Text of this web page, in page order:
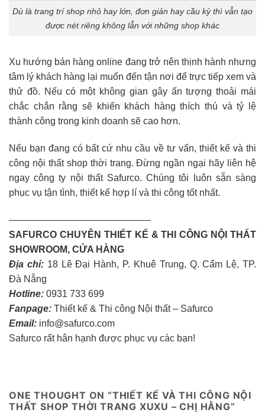
Dù là trang trí shop nhỏ hay lớn, đơn giản hay cầu kỳ thì vẫn tạo
được nét riêng không lẫn với những shop khác
Xu hướng bán hàng online đang trở nên thịnh hành nhưng
tâm lý khách hàng lại muốn đến tận nơi để trực tiếp xem và
thử đồ. Nếu có một không gian gây ấn tượng thoải mái
chắc chắn rằng sẽ khiến khách hàng thích thú và tỷ lệ
thành công trong kinh doanh sẽ cao hơn.
Nếu bạn đang có bất cứ nhu cầu về tư vấn, thiết kế và thi
công nội thất shop thời trang. Đừng ngần ngại hãy liên hệ
ngay công ty nội thất Safurco. Chúng tôi luôn sẵn sàng
phục vụ tận tình, thiết kế hợp lí và thi công tốt nhất.
———————————————
SAFURCO CHUYÊN THIẾT KẾ & THI CÔNG NỘI THẤT
SHOWROOM, CỬA HÀNG
Địa chỉ:18 Lê Đại Hành, P. Khuê Trung, Q. Cẩm Lệ, TP.
Đà Nẵng
Hotline: 0931 733 699
Fanpage: Thiết kế & Thi công Nội thất – Safurco
Email: info@safurco.com
Safurco rất hân hạnh được phục vụ các bạn!
ONE THOUGHT ON “THIẾT KẾ VÀ THI CÔNG NỘI
THẤT SHOP THỜI TRANG XUXU – CHỊ HẰNG”